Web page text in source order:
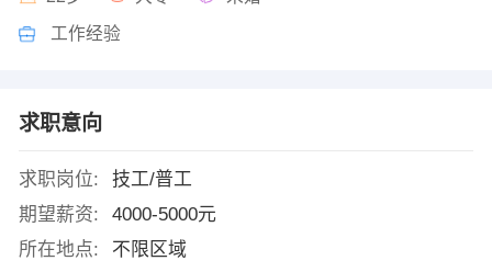
工作经验
求职意向
求职岗位:
技工/普工
期望薪资:
4000-5000元
所在地点:
不限区域